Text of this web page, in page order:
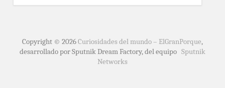
Copyright © 2026Curiosidades del mundo – ElGranPorque,
desarrollado por Sputnik Dream Factory, del equipo Sputnik
Networks